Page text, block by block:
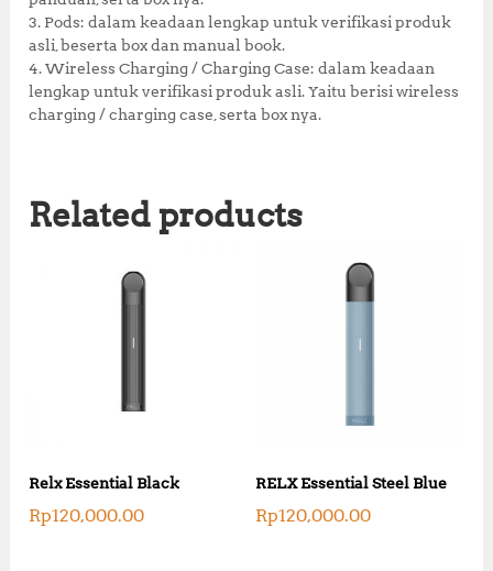
3. Pods: dalam keadaan lengkap untuk verifikasi produk
asli, beserta box dan manual book.
4. Wireless Charging / Charging Case: dalam keadaan
lengkap untuk verifikasi produk asli. Yaitu berisi wireless
charging / charging case, serta box nya.
Related products
Relx Essential Black
Rp120,000.00
RELX Essential Steel Blue
Rp120,000.00